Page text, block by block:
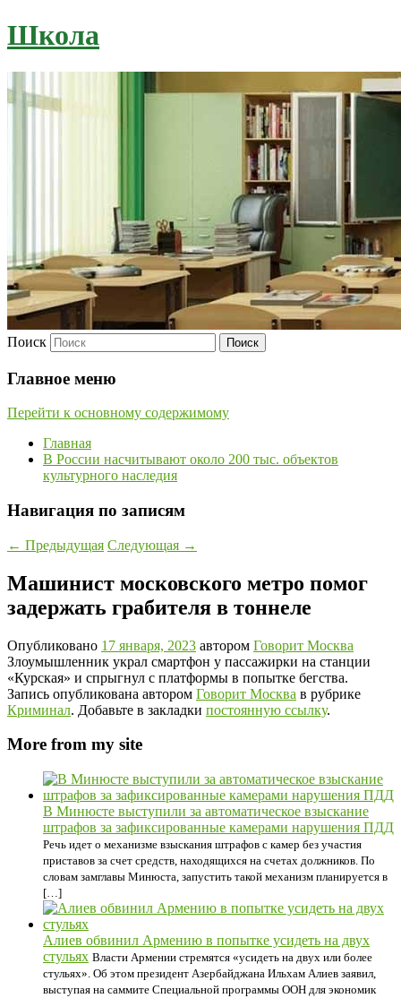
Школа
Поиск
Главное меню
Перейти к основному содержимому
Главная
В России насчитывают около 200 тыс. объектов
культурного наследия
Навигация по записям
← Предыдущая Следующая →
Машинист московского метро помог
задержать грабителя в тоннеле
Опубликовано 17 января, 2023 автором Говорит Москва
Злоумышленник украл смартфон у пассажирки на станции
«Курская» и спрыгнул с платформы в попытке бегства.
Запись опубликована автором Говорит Москва в рубрике
Криминал. Добавьте в закладки постоянную ссылку.
More from my site
В Минюсте выступили за автоматическое взыскание
штрафов за зафиксированные камерами нарушения ПДД
Речь идет о механизме взыскания штрафов с камер без участия
приставов за счет средств, находящихся на счетах должников. По
словам замглавы Минюста, запустить такой механизм планируется в
[…]
Алиев обвинил Армению в попытке усидеть на двух
стульях Власти Армении стремятся «усидеть на двух или более
стульях». Об этом президент Азербайджана Ильхам Алиев заявил,
выступая на саммите Специальной программы ООН для экономик